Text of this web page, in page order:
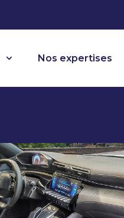
Nos expertises